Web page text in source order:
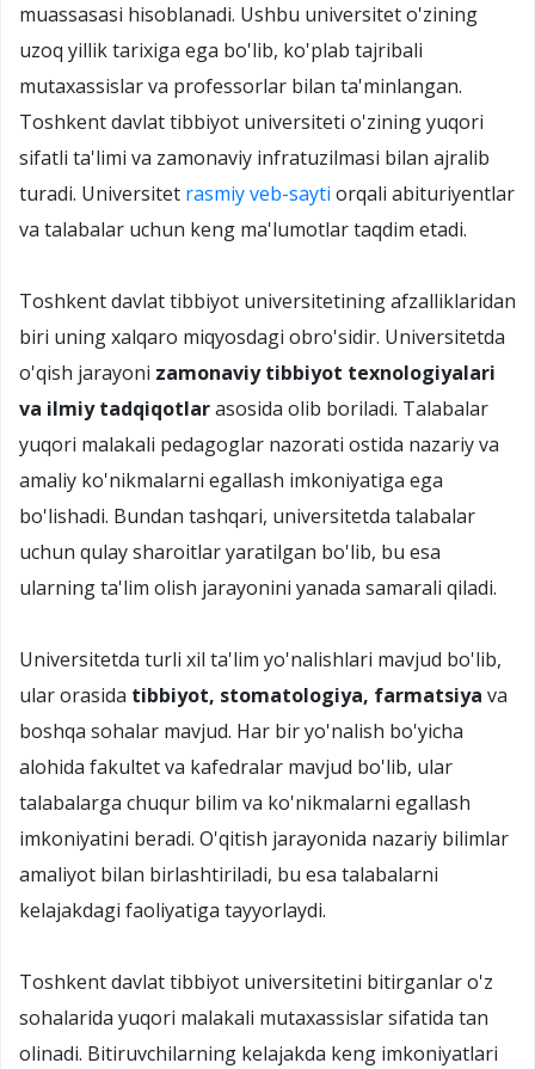
muassasasi hisoblanadi. Ushbu universitet o'zining
uzoq yillik tarixiga ega bo'lib, ko'plab tajribali
mutaxassislar va professorlar bilan ta'minlangan.
Toshkent davlat tibbiyot universiteti o'zining yuqori
sifatli ta'limi va zamonaviy infratuzilmasi bilan ajralib
turadi. Universitet rasmiy veb-sayti orqali abituriyentlar
va talabalar uchun keng ma'lumotlar taqdim etadi.
Toshkent davlat tibbiyot universitetining afzalliklaridan
biri uning xalqaro miqyosdagi obro'sidir. Universitetda
o'qish jarayoni zamonaviy tibbiyot texnologiyalari
va ilmiy tadqiqotlarasosida olib boriladi. Talabalar
yuqori malakali pedagoglar nazorati ostida nazariy va
amaliy ko'nikmalarni egallash imkoniyatiga ega
bo'lishadi. Bundan tashqari, universitetda talabalar
uchun qulay sharoitlar yaratilgan bo'lib, bu esa
ularning ta'lim olish jarayonini yanada samarali qiladi.
Universitetda turli xil ta'lim yo'nalishlari mavjud bo'lib,
ular orasida tibbiyot, stomatologiya, farmatsiya va
boshqa sohalar mavjud. Har bir yo'nalish bo'yicha
alohida fakultet va kafedralar mavjud bo'lib, ular
talabalarga chuqur bilim va ko'nikmalarni egallash
imkoniyatini beradi. O'qitish jarayonida nazariy bilimlar
amaliyot bilan birlashtiriladi, bu esa talabalarni
kelajakdagi faoliyatiga tayyorlaydi.
Toshkent davlat tibbiyot universitetini bitirganlar o'z
sohalarida yuqori malakali mutaxassislar sifatida tan
olinadi. Bitiruvchilarning kelajakda keng imkoniyatlari